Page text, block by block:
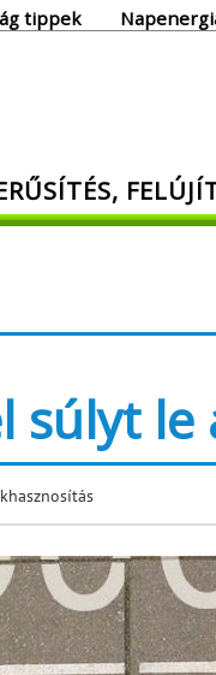
tippek
Minden,
súlyt